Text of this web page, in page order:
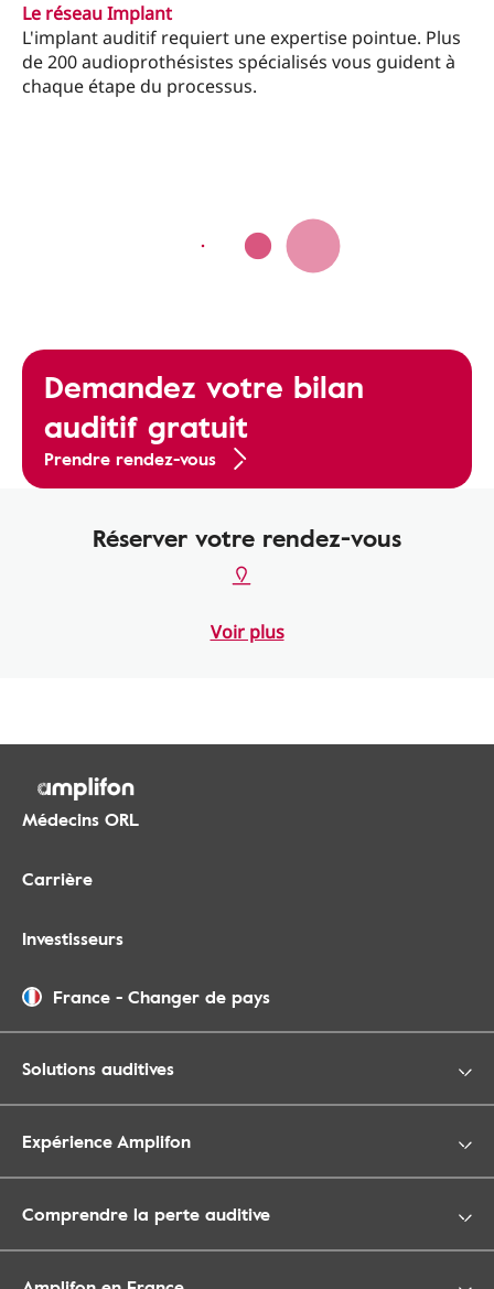
Le réseau Implant
L'implant auditif requiert une expertise pointue. Plus
de 200 audioprothésistes spécialisés vous guident à
chaque étape du processus.
Demandez votre bilan
auditif gratuit
Prendre rendez-vous
Réserver votre rendez-vous
Voir plus
Médecins ORL
Carrière
Investisseurs
France - Changer de pays
Solutions auditives
Expérience Amplifon
Comprendre la perte auditive